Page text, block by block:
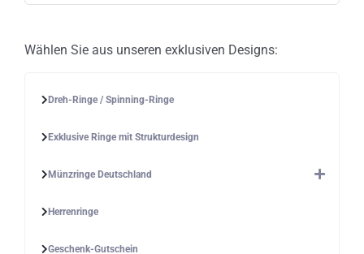
Wählen Sie aus unseren exklusiven Designs:
Dreh-Ringe / Spinning-Ringe
Exklusive Ringe mit Strukturdesign
Münzringe Deutschland
Herrenringe
Geschenk-Gutschein